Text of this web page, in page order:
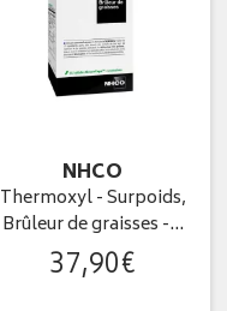
NHCO
Thermoxyl - Surpoids,
Brûleur de graisses -…
37,90€